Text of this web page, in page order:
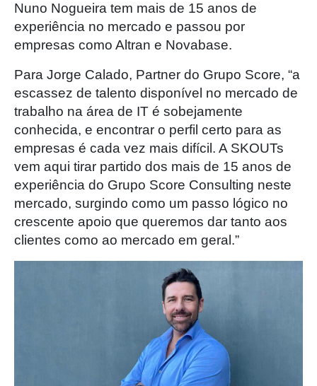
Nuno Nogueira tem mais de 15 anos de
experiência no mercado e passou por
empresas como Altran e Novabase.
Para Jorge Calado, Partner do Grupo Score, “a
escassez de talento disponível no mercado de
trabalho na área de IT é sobejamente
conhecida, e encontrar o perfil certo para as
empresas é cada vez mais difícil. A SKOUTs
vem aqui tirar partido dos mais de 15 anos de
experiência do Grupo Score Consulting neste
mercado, surgindo como um passo lógico no
crescente apoio que queremos dar tanto aos
clientes como ao mercado em geral.”